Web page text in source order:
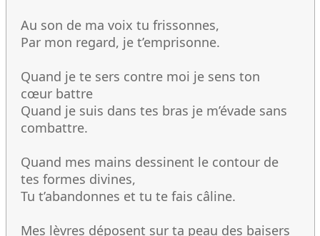
Au son de ma voix tu frissonnes,
Par mon regard, je t’emprisonne.
Quand je te sers contre moi je sens ton
cœur battre
Quand je suis dans tes bras je m’évade sans
combattre.
Quand mes mains dessinent le contour de
tes formes divines,
Tu t’abandonnes et tu te fais câline.
Mes lèvres déposent sur ta peau des baisers